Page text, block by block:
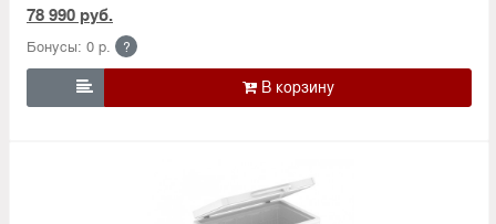
78 990 руб.
Бонусы: 0 р. ?
